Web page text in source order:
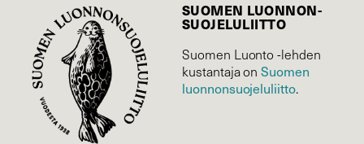
SUOMEN LUONNON­
SUOJELU­LIITTO
Suomen Luonto -lehden
kustantaja onSuomen
luonnonsuojelu­liitto.